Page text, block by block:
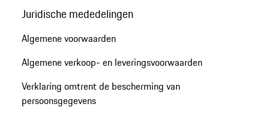
Juridische mededelingen
Algemene voorwaarden
Algemene verkoop- en leveringsvoorwaarden
Verklaring omtrent de bescherming van
persoonsgegevens